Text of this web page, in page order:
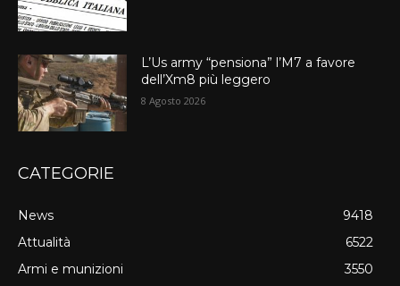
L’Us army “pensiona” l’M7 a favore
dell’Xm8 più leggero
8 Agosto 2026
CATEGORIE
News
9418
Attualità
6522
Armi e munizioni
3550